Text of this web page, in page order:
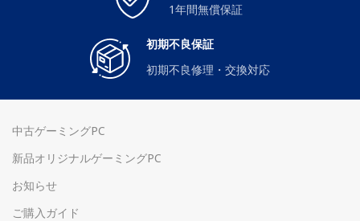
1年間無償保証
初期不良保証
初期不良修理・交換対応
中古ゲーミングPC
新品オリジナルゲーミングPC
お知らせ
ご購入ガイド